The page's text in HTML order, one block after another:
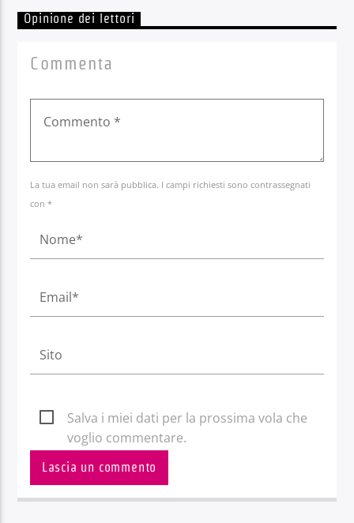
Opinione dei lettori
Commenta
La tua email non sarà pubblica. I campi richiesti sono contrassegnati
con *
Salva i miei dati per la prossima vola che
voglio commentare.